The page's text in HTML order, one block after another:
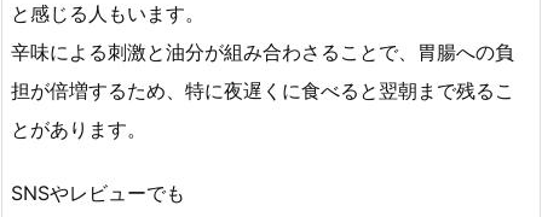
と感じる人もいます。
辛味による刺激と油分が組み合わさることで、胃腸への負
担が倍増するため、特に夜遅くに食べると翌朝まで残るこ
とがあります。
SNSやレビューでも